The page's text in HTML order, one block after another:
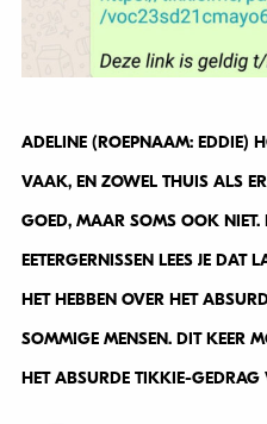
ADELINE (ROEPNAAM: EDDIE)
VAAK, EN ZOWEL THUIS ALS
GOED, MAAR SOMS OOK NIET.
EETERGERNISSEN LEES JE DAT
HET HEBBEN OVER HET
SOMMIGE MENSEN. DIT KEER
HET ABSURDE TIKKIE-